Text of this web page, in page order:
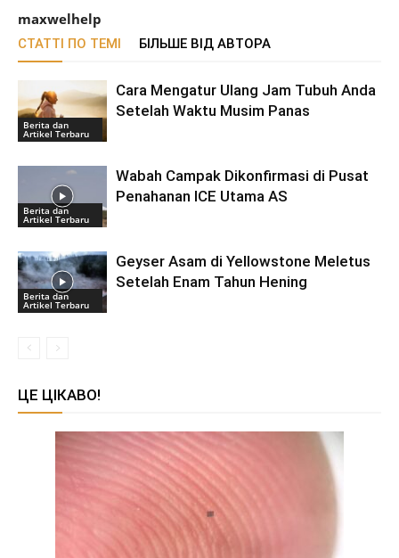
maxwelhelp
СТАТТІ ПО ТЕМІ БІЛЬШЕ ВІД АВТОРА
Berita dan
Artikel Terbaru
Cara Mengatur Ulang Jam Tubuh Anda
Setelah Waktu Musim Panas
Berita dan
Artikel Terbaru
Wabah Campak Dikonfirmasi di Pusat
Penahanan ICE Utama AS
Berita dan
Artikel Terbaru
Geyser Asam di Yellowstone Meletus
Setelah Enam Tahun Hening
ЦЕ ЦІКАВО!